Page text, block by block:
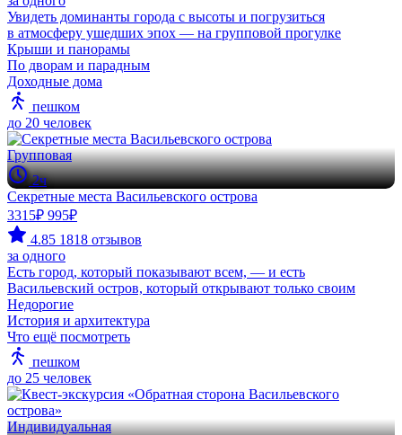
Увидеть доминанты города с высоты и погрузиться
в атмосферу ушедших эпох — на групповой прогулке
Крыши и панорамы
По дворам и парадным
Доходные дома
пешком
до 20 человек
Групповая
2ч
Секретные места Васильевского острова
3315₽ 995₽
4.85 1818 отзывов
за одного
Есть город, который показывают всем, — и есть
Васильевский остров, который открывают только своим
Недорогие
История и архитектура
Что ещё посмотреть
пешком
до 25 человек
Индивидуальная